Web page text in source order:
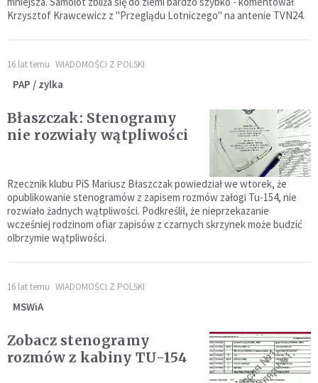
Krzysztof Krawcewicz z "Przeglądu Lotniczego" na antenie TVN24.
16 lat temu WIADOMOŚCI Z POLSKI
PAP / zylka
Błaszczak: Stenogramy
nie rozwiały wątpliwości
Rzecznik klubu PiS Mariusz Błaszczak powiedział we wtorek, że
opublikowanie stenogramów z zapisem rozmów załogi Tu-154, nie
rozwiało żadnych wątpliwości. Podkreślił, że nieprzekazanie
wcześniej rodzinom ofiar zapisów z czarnych skrzynek może budzić
olbrzymie wątpliwości.
16 lat temu WIADOMOŚCI Z POLSKI
MSWiA
Zobacz stenogramy
rozmów z kabiny TU-154